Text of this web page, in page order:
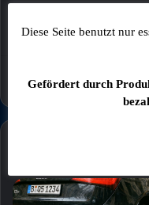
Diese Seite benutzt nur
Gefördert durch